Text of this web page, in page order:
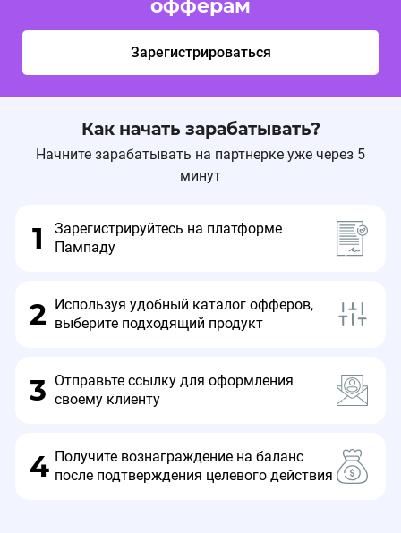
офферам
Зарегистрироваться
Как начать зарабатывать?
Начните зарабатывать на партнерке уже через 5
минут
1
Зарегистрируйтесь на платформе
Пампаду
2
Используя удобный каталог офферов,
выберите подходящий продукт
3 Отправьте ссылку для оформления
своему клиенту
4 Получите вознаграждение на баланс
после подтверждения целевого действия